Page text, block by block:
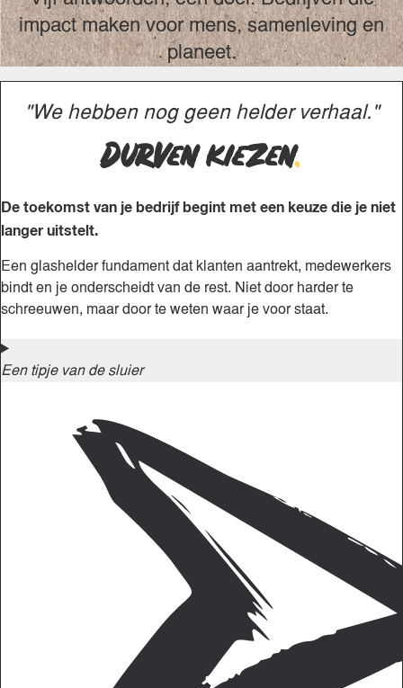
impact maken voor mens, samenleving en
planeet.
"We hebben nog geen helder verhaal."
Durven kiezen.
De toekomst van je bedrijf begint met een keuze die je niet
langer uitstelt.
Een glashelder fundament dat klanten aantrekt, medewerkers
bindt en je onderscheidt van de rest. Niet door harder te
schreeuwen, maar door te weten waar je voor staat.
Een tipje van de sluier